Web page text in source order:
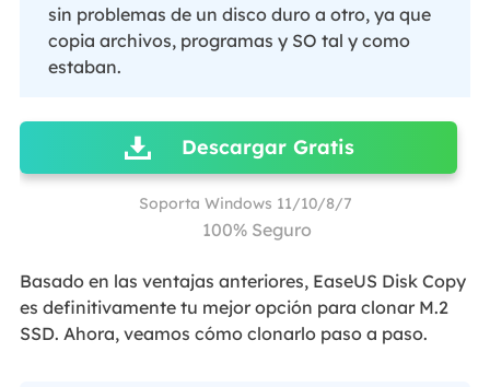
sin problemas de un disco duro a otro, ya que
copia archivos, programas y SO tal y como
estaban.
Descargar Gratis
Soporta Windows 11/10/8/7
100% Seguro
Basado en las ventajas anteriores, EaseUS Disk Copy
es definitivamente tu mejor opción para clonar M.2
SSD. Ahora, veamos cómo clonarlo paso a paso.